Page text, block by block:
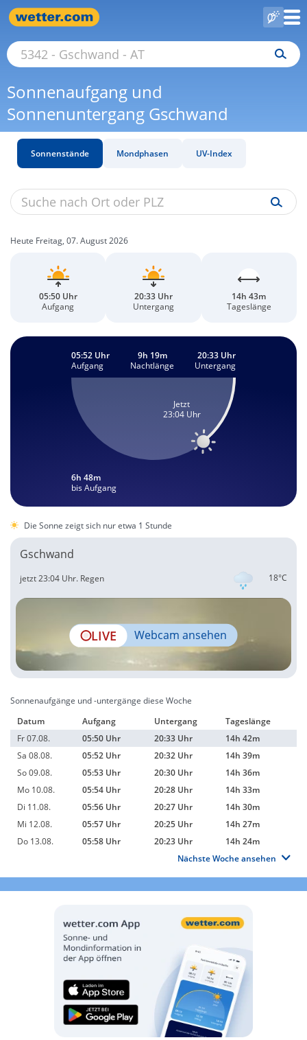
Sonnenaufgang und
Sonnenuntergang Gschwand
Sonnenstände Mondphasen UV-Index
Heute Freitag, 07. August 2026
05:50 Uhr
Aufgang
20:33 Uhr
Untergang
14h 43m
Tageslänge
6h 48m
bis Aufgang
Jetzt
23:04 Uhr
05:52 Uhr
Aufgang
9h 19m
Nachtlänge
20:33 Uhr
Untergang
Die Sonne zeigt sich nur etwa 1 Stunde
Gschwand
18°C
jetzt 23:04 Uhr. Regen
LIVE Webcam ansehen
Sonnenaufgänge und -untergänge diese Woche
Datum
Aufgang Untergang
Tageslänge
Fr 07.08.
05:50 Uhr 20:33 Uhr
14h 42m
Sa 08.08.
05:52 Uhr 20:32 Uhr
14h 39m
So 09.08.
05:53 Uhr 20:30 Uhr
14h 36m
Mo 10.08.
05:54 Uhr 20:28 Uhr
14h 33m
Di 11.08.
05:56 Uhr 20:27 Uhr
14h 30m
Mi 12.08.
05:57 Uhr 20:25 Uhr
14h 27m
Do 13.08.
05:58 Uhr 20:23 Uhr
14h 24m
Nächste Woche ansehen